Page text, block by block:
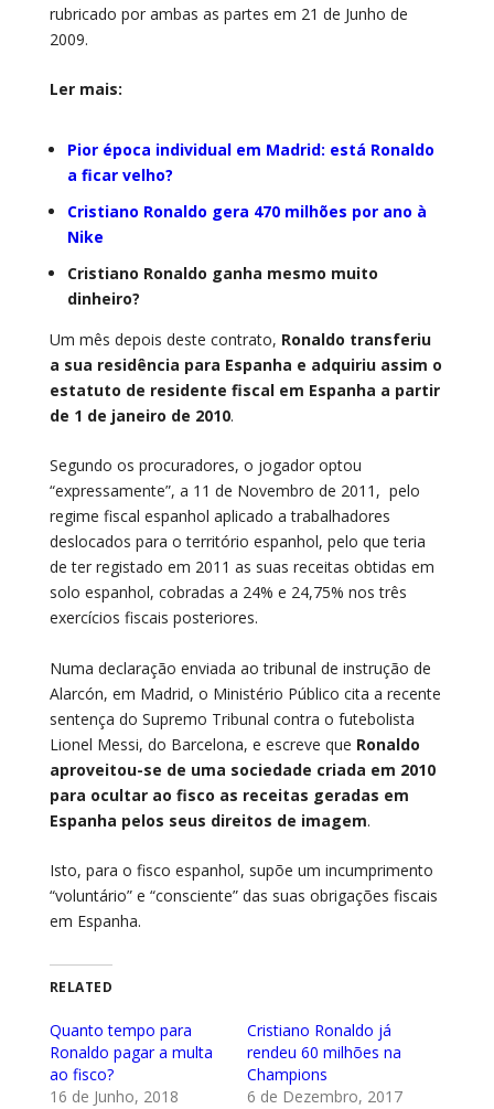
rubricado por ambas as partes em 21 de Junho de
2009.
Ler mais:
Pior época individual em Madrid: está Ronaldo
a ficar velho?
Cristiano Ronaldo gera 470 milhões por ano à
Nike
Cristiano Ronaldo ganha mesmo muito
dinheiro?
Um mês depois deste contrato, Ronaldo transferiu
a sua residência para Espanha e adquiriu assim o
estatuto de residente fiscal em Espanha a partir
de 1 de janeiro de 2010.
Segundo os procuradores, o jogador optou
“expressamente”, a 11 de Novembro de 2011, pelo
regime fiscal espanhol aplicado a trabalhadores
deslocados para o território espanhol, pelo que teria
de ter registado em 2011 as suas receitas obtidas em
solo espanhol, cobradas a 24% e 24,75% nos três
exercícios fiscais posteriores.
Numa declaração enviada ao tribunal de instrução de
Alarcón, em Madrid, o Ministério Público cita a recente
sentença do Supremo Tribunal contra o futebolista
Lionel Messi, do Barcelona, e escreve que Ronaldo
aproveitou-se de uma sociedade criada em 2010
para ocultar ao fisco as receitas geradas em
Espanha pelos seus direitos de imagem.
Isto, para o fisco espanhol, supõe um incumprimento
“voluntário” e “consciente” das suas obrigações fiscais
em Espanha.
RELATED
Quanto tempo para
Ronaldo pagar a multa
ao fisco?
16 de Junho, 2018
Cristiano Ronaldo já
rendeu 60 milhões na
Champions
6 de Dezembro, 2017